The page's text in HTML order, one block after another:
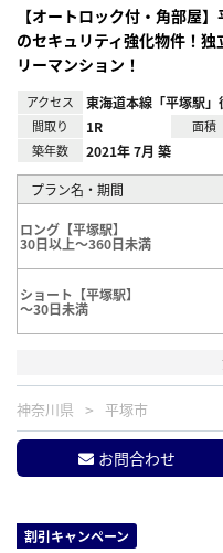
【オートロック付・角部屋
のセキュリティ強化物件！
リーマンション！
アクセス 東海道本線「平塚駅」
間取り 1R 面積
築年数 2021年 7月 築
プラン名・期間
ロング【平塚駅】
30日以上～360日未満
ショート【平塚駅】
～30日未満
神奈川県 平塚市
お問合わせ
割引キャンペーン